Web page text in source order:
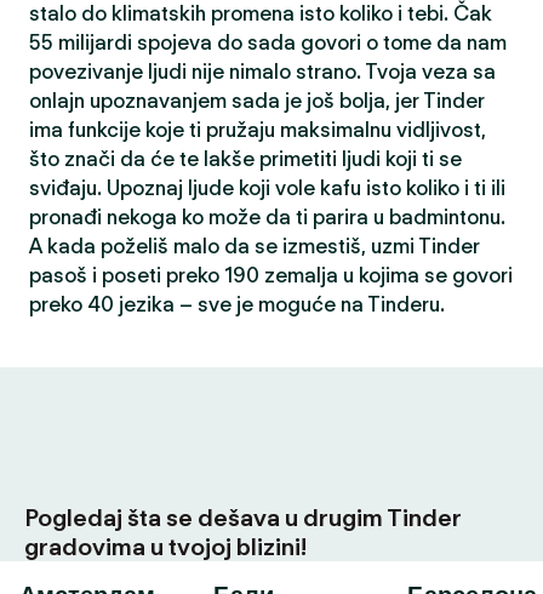
stalo do klimatskih promena isto koliko i tebi. Čak
55 milijardi spojeva do sada govori o tome da nam
povezivanje ljudi nije nimalo strano. Tvoja veza sa
onlajn upoznavanjem sada je još bolja, jer Tinder
ima funkcije koje ti pružaju maksimalnu vidljivost,
što znači da će te lakše primetiti ljudi koji ti se
sviđaju. Upoznaj ljude koji vole kafu isto koliko i ti ili
pronađi nekoga ko može da ti parira u badmintonu.
A kada poželiš malo da se izmestiš, uzmi Tinder
pasoš i poseti preko 190 zemalja u kojima se govori
preko 40 jezika – sve je moguće na Tinderu.
Pogledaj šta se dešava u drugim Tinder
gradovima u tvojoj blizini!